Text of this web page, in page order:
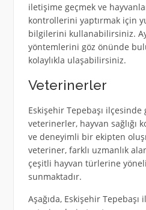
iletişime geçmek ve
kontrollerini yaptırmak için
bilgilerini kullanabilirsiniz.
yöntemlerini göz önünde
kolaylıkla ulaşabilirsiniz.
Veterinerler
Eskişehir Tepebaşı
veterinerler, hayvan sağlığı
ve deneyimli bir ekipten
veteriner, farklı uzmanlık
çeşitli hayvan türlerine
sunmaktadır.
Aşağıda, Eskişehir